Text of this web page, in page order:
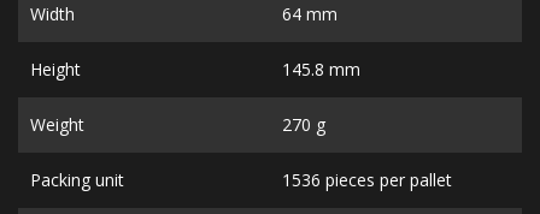
Width 64 mm
Height 145.8 mm
Weight 270 g
Packing unit 1536 pieces per pallet